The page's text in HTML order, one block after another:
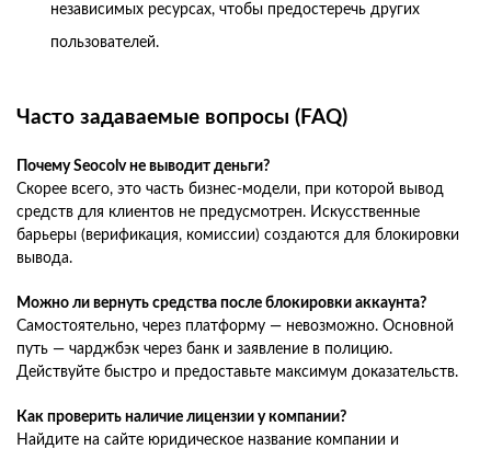
независимых ресурсах, чтобы предостеречь других
пользователей.
Часто задаваемые вопросы (FAQ)
Почему Seocolv не выводит деньги?
Скорее всего, это часть бизнес-модели, при которой вывод
средств для клиентов не предусмотрен. Искусственные
барьеры (верификация, комиссии) создаются для блокировки
вывода.
Можно ли вернуть средства после блокировки аккаунта?
Самостоятельно, через платформу — невозможно. Основной
путь — чарджбэк через банк и заявление в полицию.
Действуйте быстро и предоставьте максимум доказательств.
Как проверить наличие лицензии у компании?
Найдите на сайте юридическое название компании и